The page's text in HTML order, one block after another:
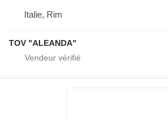
Italie, Rim
TOV "ALEANDA"